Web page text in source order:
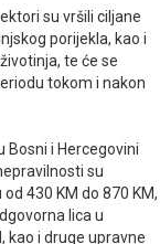
su vršili ciljane
porijekla, kao i
te će se
tokom i nakon
Bosni i Hercegovini
su
430 KM do 870 KM,
lica u
kao i druge upravne